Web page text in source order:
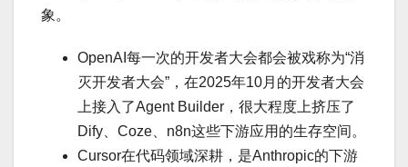
象。
OpenAI每一次的开发者大会都会被戏称为“消
灭开发者大会”，在2025年10月的开发者大会
上接入了Agent Builder，很大程度上挤压了
Dify、Coze、n8n这些下游应用的生存空间。
Cursor在代码领域深耕，是Anthropic的下游